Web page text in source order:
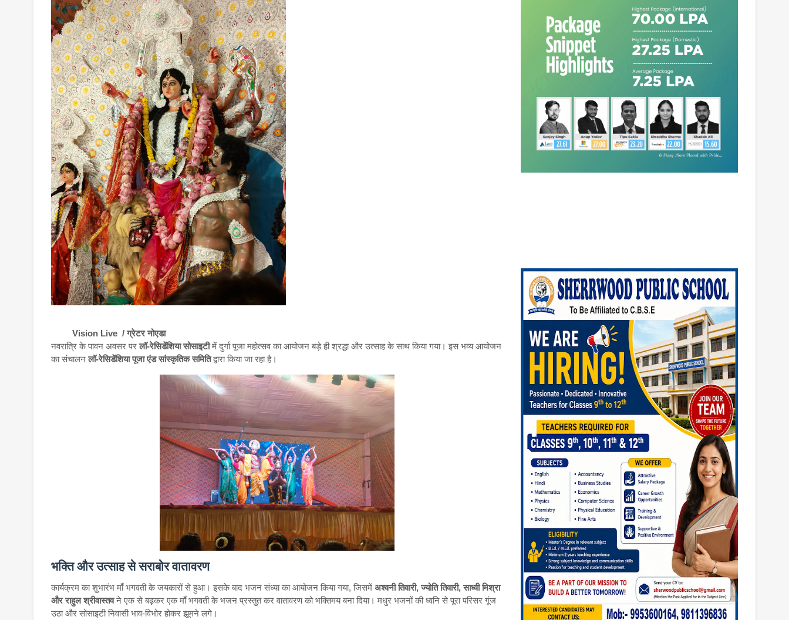
Vision Live / ग्रेटर नोएडा
नवरात्रि के पावन अवसर पर लॉ-रेसिडेंशिया सोसाइटीमें दुर्गा पूजा महोत्सव का आयोजन बड़े ही श्रद्धा और उत्साह के साथ किया गया। इस भव्य आयोजन
का संचालन लॉ-रेसिडेंशिया पूजा एंड सांस्कृतिक समितिद्वारा किया जा रहा है।
भक्ति और उत्साह से सराबोर वातावरण
कार्यक्रम का शुभारंभ माँ भगवती के जयकारों से हुआ। इसके बाद भजन संध्या का आयोजन किया गया, जिसमें अश्वनी तिवारी, ज्योति तिवारी, साध्वी मिश्रा
और राहुल श्रीवास्तवने एक से बढ़कर एक माँ भगवती के भजन प्रस्तुत कर वातावरण को भक्तिमय बना दिया। मधुर भजनों की ध्वनि से पूरा परिसर गूंज
उठा और सोसाइटी निवासी भाव-विभोर होकर झूमने लगे।